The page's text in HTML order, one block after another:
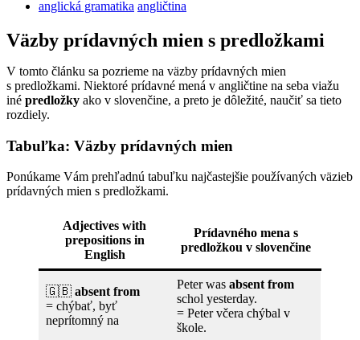
anglická gramatika angličtina
Väzby prídavných mien s predložkami
V tomto článku sa pozrieme na väzby prídavných mien
s predložkami. Niektoré prídavné mená v angličtine na seba viažu
iné predložky ako v slovenčine, a preto je dôležité, naučiť sa tieto
rozdiely.
Tabuľka: Väzby prídavných mien
Ponúkame Vám prehľadnú tabuľku najčastejšie používaných väzieb
prídavných mien s predložkami.
Adjectives with
prepositions in
English
Prídavného mena s
predložkou v slovenčine
🇬🇧 absent from
= chýbať, byť
neprítomný na
Peter was absent from
schol yesterday.
= Peter včera chýbal v
škole.